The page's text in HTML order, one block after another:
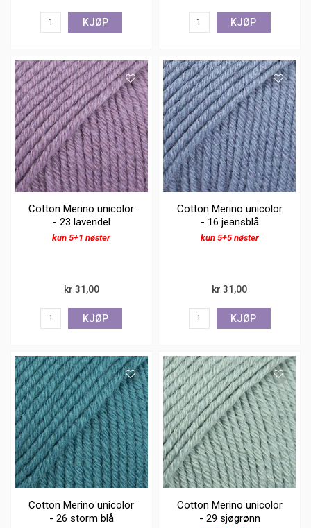
KJØP KJØP
Cotton Merino unicolor
- 23 lavendel
kun 5+1 nøster
kr 31,00
KJØP
Cotton Merino unicolor
- 16 jeansblå
kun 5+5 nøster
kr 31,00
KJØP
Cotton Merino unicolor
- 26 storm blå
Cotton Merino unicolor
- 29 sjøgrønn